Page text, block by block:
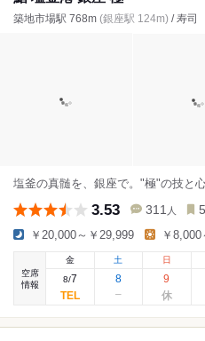
築地市場駅 768m (銀座駅 124m) / 寿司
塩釜の真髄を、銀座で。"極"の技と
3.53 311 人
￥20,000～￥29,999 ￥
空席
情報
金
8/7
土
8
日
9